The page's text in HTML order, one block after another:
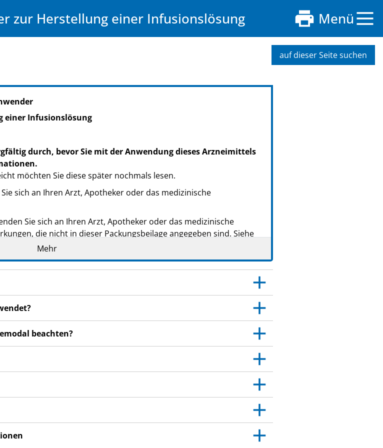
zur Herstellung einer Infusionslösung Menü
auf dieser Seite suchen
einer Infusionslösung
durch, bevor Sie mit der Anwendung dieses Arzneimittels
möchten Sie diese später nochmals lesen.
sich an Ihren Arzt, Apotheker oder das medizinische
Sie sich an Ihren Arzt, Apotheker oder das medizinische
die nicht in dieser Packungsbeilage angegeben sind. Siehe
Mehr
beachten?